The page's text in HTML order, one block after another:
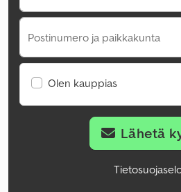
Postinumero ja paikkakunta
Olen kauppias
Lähetä